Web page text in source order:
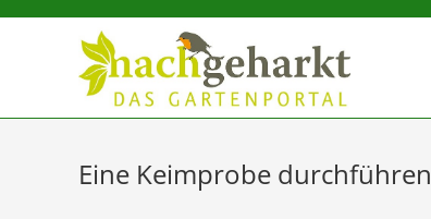
Sidebar-
Eine Keimprobe durchführen